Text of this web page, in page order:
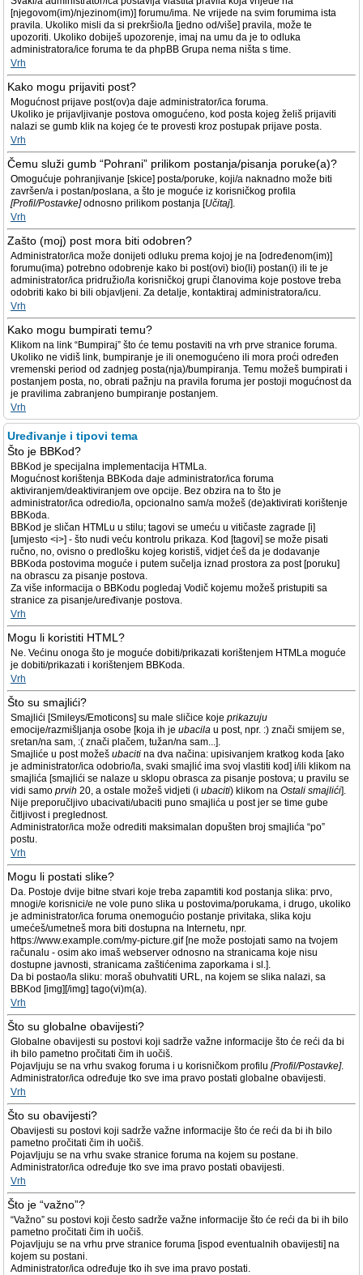
[njegovom(im)/njezinom(im)] forumu/ima. Ne vrijede na svim forumima ista
pravila. Ukoliko misli da si prekršio/la [jedno od/više] pravila, može te
upozoriti. Ukoliko dobiješ upozorenje, imaj na umu da je to odluka
administratora/ice foruma te da phpBB Grupa nema ništa s time.
Vrh
Kako mogu prijaviti post?
Mogućnost prijave post(ov)a daje administrator/ica foruma.
Ukoliko je prijavljivanje postova omogućeno, kod posta kojeg želiš prijaviti
nalazi se gumb klik na kojeg će te provesti kroz postupak prijave posta.
Vrh
Čemu služi gumb “Pohrani” prilikom postanja/pisanja poruke(a)?
Omogućuje pohranjivanje [skice] posta/poruke, koji/a naknadno može biti
završen/a i postan/poslana, a što je moguće iz korisničkog profila
[Profil/Postavke]odnosno prilikom postanja [Učitaj].
Vrh
Zašto (moj) post mora biti odobren?
Administrator/ica može donijeti odluku prema kojoj je na [određenom(im)]
forumu(ima) potrebno odobrenje kako bi post(ovi) bio(li) postan(i) ili te je
administrator/ica pridružio/la korisničkoj grupi članovima koje postove treba
odobriti kako bi bili objavljeni. Za detalje, kontaktiraj administratora/icu.
Vrh
Kako mogu bumpirati temu?
Klikom na link “Bumpiraj” što će temu postaviti na vrh prve stranice foruma.
Ukoliko ne vidiš link, bumpiranje je ili onemogućeno ili mora proći određen
vremenski period od zadnjeg posta(nja)/bumpiranja. Temu možeš bumpirati i
postanjem posta, no, obrati pažnju na pravila foruma jer postoji mogućnost da
je pravilima zabranjeno bumpiranje postanjem.
Vrh
Uređivanje i tipovi tema
Što je BBKod?
BBKod je specijalna implementacija HTMLa.
Mogućnost korištenja BBKoda daje administrator/ica foruma
aktiviranjem/deaktiviranjem ove opcije. Bez obzira na to što je
administrator/ica odredio/la, opcionalno sam/a možeš (de)aktivirati korištenje
BBKoda.
BBKod je sličan HTMLu u stilu; tagovi se umeću u vitičaste zagrade [i]
[umjesto <i>] - što nudi veću kontrolu prikaza. Kod [tagovi] se može pisati
ručno, no, ovisno o predlošku kojeg koristiš, vidjet ćeš da je dodavanje
BBKoda postovima moguće i putem sučelja iznad prostora za post [poruku]
na obrascu za pisanje postova.
Za više informacija o BBKodu pogledaj Vodič kojemu možeš pristupiti sa
stranice za pisanje/uređivanje postova.
Vrh
Mogu li koristiti HTML?
Ne. Većinu onoga što je moguće dobiti/prikazati korištenjem HTMLa moguće
je dobiti/prikazati i korištenjem BBKoda.
Vrh
Što su smajlići?
Smajlići [Smileys/Emoticons] su male sličice koje prikazuju
emocije/razmišljanja osobe [koja ih je ubacila u post, npr. :) znači smijem se,
sretan/na sam, :( znači plačem, tužan/na sam...].
Smajliće u post možeš ubaciti na dva načina: upisivanjem kratkog koda [ako
je administrator/ica odobrio/la, svaki smajlić ima svoj vlastiti kod] i/ili klikom na
smajlića [smajlići se nalaze u sklopu obrasca za pisanje postova; u pravilu se
vidi samo prvih 20, a ostale možeš vidjeti (i ubaciti) klikom na Ostali smajlići].
Nije preporučljivo ubacivati/ubaciti puno smajlića u post jer se time gube
čitljivost i preglednost.
Administrator/ica može odrediti maksimalan dopušten broj smajlića “po”
postu.
Vrh
Mogu li postati slike?
Da. Postoje dvije bitne stvari koje treba zapamtiti kod postanja slika: prvo,
mnogi/e korisnici/e ne vole puno slika u postovima/porukama, i drugo, ukoliko
je administrator/ica foruma onemogućio postanje privitaka, slika koju
umećeš/umetneš mora biti dostupna na Internetu, npr.
https://www.example.com/my-picture.gif [ne može postojati samo na tvojem
računalu - osim ako imaš webserver odnosno na stranicama koje nisu
dostupne javnosti, stranicama zaštićenima zaporkama i sl.].
Da bi postao/la sliku: moraš obuhvatiti URL, na kojem se slika nalazi, sa
BBKod [img][/img] tago(vi)m(a).
Vrh
Što su globalne obavijesti?
Globalne obavijesti su postovi koji sadrže važne informacije što će reći da bi
ih bilo pametno pročitati čim ih uočiš.
Pojavljuju se na vrhu svakog foruma i u korisničkom profilu [Profil/Postavke].
Administrator/ica određuje tko sve ima pravo postati globalne obavijesti.
Vrh
Što su obavijesti?
Obavijesti su postovi koji sadrže važne informacije što će reći da bi ih bilo
pametno pročitati čim ih uočiš.
Pojavljuju se na vrhu svake stranice foruma na kojem su postane.
Administrator/ica određuje tko sve ima pravo postati obavijesti.
Vrh
Što je “važno”?
“Važno” su postovi koji često sadrže važne informacije što će reći da bi ih bilo
pametno pročitati čim ih uočiš.
Pojavljuju se na vrhu prve stranice foruma [ispod eventualnih obavijesti] na
kojem su postani.
Administrator/ica određuje tko ih sve ima pravo postati.